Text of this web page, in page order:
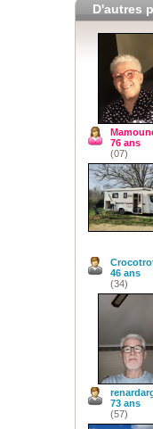
D'autres
76 ans
(07)
46 ans
(34)
73 ans
(57)